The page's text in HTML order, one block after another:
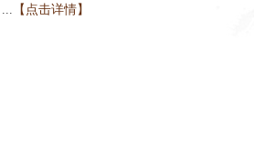
【点击详情】